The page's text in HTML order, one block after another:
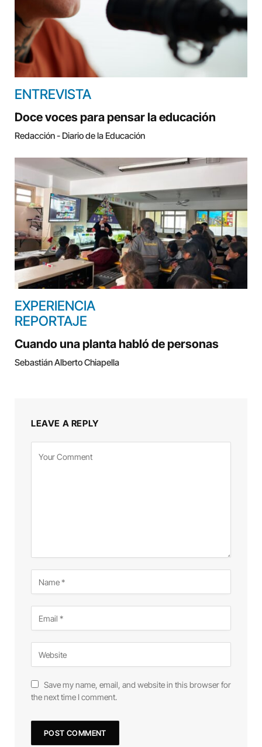
ENTREVISTA
Doce voces para pensar la educación
Redacción - Diario de la Educación
EXPERIENCIA
REPORTAJE
Cuando una planta habló de personas
Sebastián Alberto Chiapella
LEAVE A REPLY
Save my name, email, and website in this browser for
the next time I comment.